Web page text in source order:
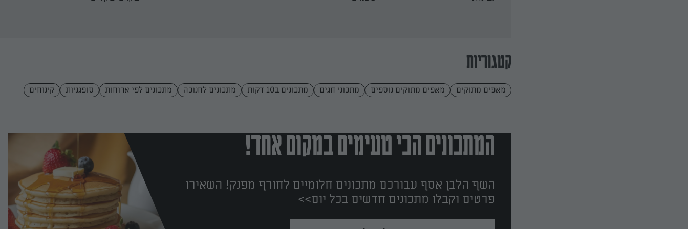
קטגוריות
מאפים מתוקים מאפים מתוקים נוספים מתכוני חגים מתכונים ב10 דקות מתכונים לחנוכה מתכונים לפי ארוחות סופגניות קינוחים
המתכונים הכי טעימים במקום אחד!
השף הלבן אסף עבורכם מתכונים חלומיים לחורף מפנק! השאירו
פרטים וקבלו מתכונים חדשים בכל יום>>